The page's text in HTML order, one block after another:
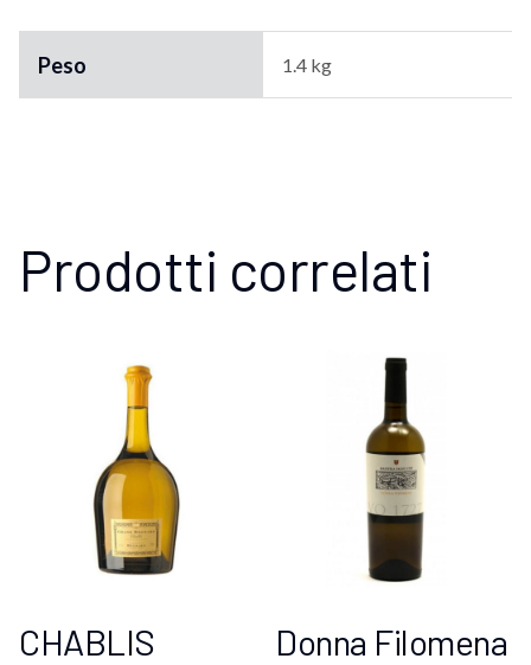
Peso 1.4 kg
Prodotti correlati
CHABLIS
Donna Filomena